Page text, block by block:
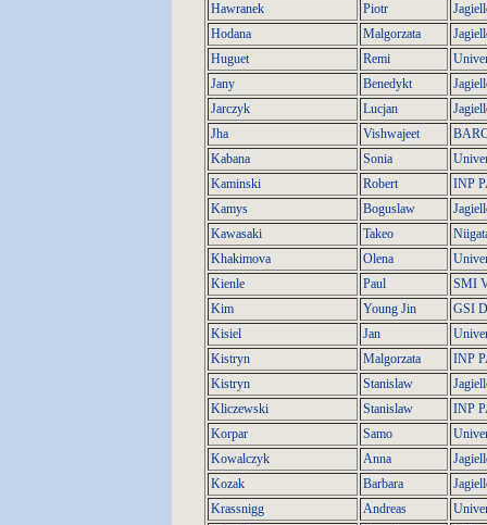
Hawranek
Piotr
Hodana
Malgorzata
Huguet
Remi
Jany
Benedykt
Jarczyk
Lucjan
Jha
Vishwajeet
Kabana
Sonia
Kaminski
Robert
INP
Kamys
Boguslaw
Kawasaki
Takeo
Khakimova
Olena
Kienle
Paul
SMI
Kim
Young Jin
GSI
Kisiel
Jan
Kistryn
Malgorzata
INP
Kistryn
Stanislaw
Kliczewski
Stanislaw
INP
Korpar
Samo
Kowalczyk
Anna
Kozak
Barbara
Krassnigg
Andreas